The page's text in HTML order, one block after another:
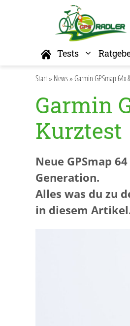
Home
Tests
Start» News» Garmin GPSmap 64x
Garmin
Kurztest
Neue GPSmap
Generation.
Alles was du zu
in diesem